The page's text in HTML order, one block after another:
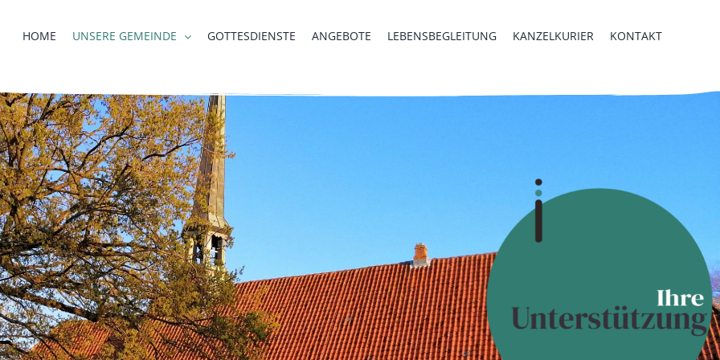
HOME UNSERE GEMEINDE GOTTESDIENSTE ANGEBOTE LEBENSBEGLEITUNG KANZELKURIER KONTAKT